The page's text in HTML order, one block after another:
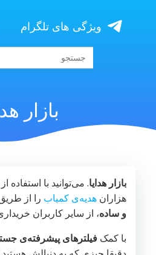
ویژگی های تلگرام
جستجو
برای:
جستجو
بازار
بازار هدایا. می‌توانید با استفاده
هزاران هدیه‌ی کمیاب را از
و ساده، از سایر کاربران
با کمک فیلترهای پیشرفته‌ی